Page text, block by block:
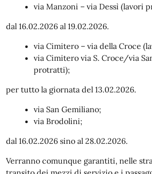
via Manzoni – via Dessì (lavori
dal 16.02.2026 al 19.02.2026.
via Cimitero – via della Croce
via Cimitero via S. Croce/via
protratti);
per tutto la giornata del 13.02.2026.
via San Gemiliano;
via Brodolini;
dal 16.02.2026 sino al 28.02.2026.
Verranno comunque garantiti, nelle